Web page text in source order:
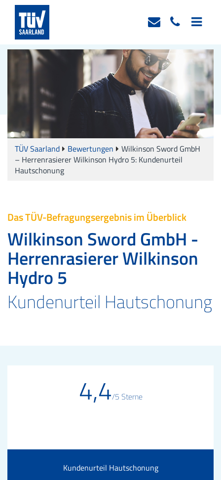
TÜV Saarland Bewertungen
Wilkinson Sword GmbH
– Herrenrasierer Wilkinson Hydro 5: Kundenurteil
Hautschonung
Das TÜV-Befragungsergebnis im Überblick
Wilkinson Sword GmbH -
Herrenrasierer Wilkinson
Hydro 5
Kundenurteil Hautschonung
4,4/5 Sterne
Kundenurteil Hautschonung